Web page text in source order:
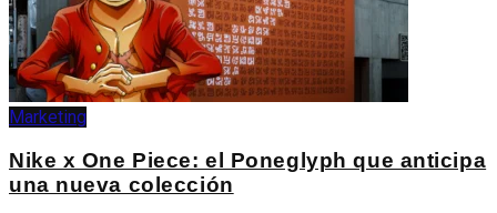
Marketing
Nike x One Piece: el Poneglyph que anticipa
una nueva colección